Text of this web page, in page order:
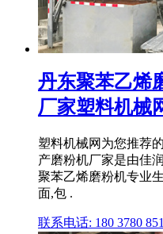
丹东聚苯乙烯
厂家塑料机械
塑料机械网为您推荐
产磨粉机厂家是由佳
聚苯乙烯磨粉机专业
面,包 .
联系电话: 180 3780